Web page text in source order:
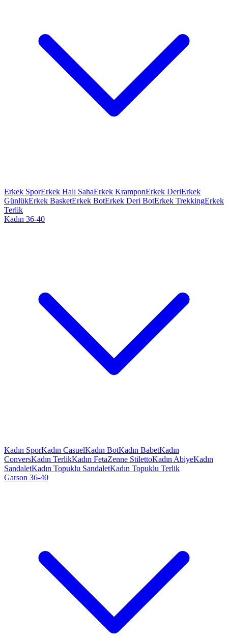
Erkek SporErkek Halı SahaErkek KramponErkek DeriErkek
GünlükErkek BasketErkek BotErkek Deri BotErkek TrekkingErkek
Terlik
Kadın 36-40
Kadın SporKadın CasuelKadın BotKadın BabetKadın
ConversKadın TerlikKadın FetaZenne StilettoKadın AbiyeKadın
SandaletKadın Topuklu SandaletKadın Topuklu Terlik
Garson 36-40